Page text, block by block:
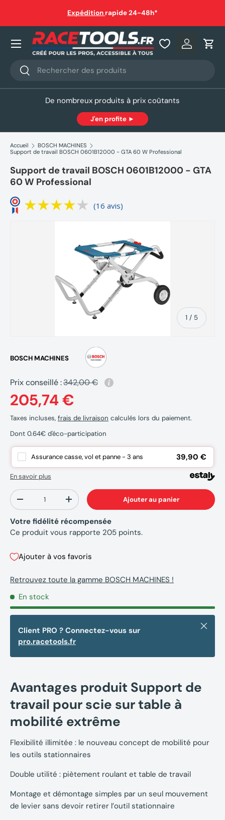
Aller au contenu
Expédition rapide 24-48h*
Recherche
Rechercher
Se
Nos produits
De nombreux produits à prix coûtants
J'en profite ►
Accueil
BOSCH MACHINES
Support de travail BOSCH 0601B12000 - GTA 60 W Professional
Support de travail BOSCH 0601B12000 - GTA
60 W Professional
(16 avis)
1 / de
5
BOSCH MACHINES
Prix conseillé :342,00 €
205,74 €
Taxes incluses, frais de livraison calculés lors du paiement.
Dont 0.64€ d'éco-participation
Assurance casse, vol et panne - 3 ans 39,90 €
En savoir plus
Qté
-
+ Ajouter au panier
Votre fidélité récompensée
Ce produit vous rapporte 205 points.
Ajouter à vos favoris
Retrouvez toute la gamme BOSCH MACHINES !
En stock
Client PRO ? Connectez-vous sur
pro.racetools.fr
Fermer
Avantages produit Support de
travail pour scie sur table à
mobilité extrême
Flexibilité illimitée : le nouveau concept de mobilité pour
les outils stationnaires
Double utilité : piètement roulant et table de travail
Montage et démontage simples par un seul mouvement
de levier sans devoir retirer l’outil stationnaire